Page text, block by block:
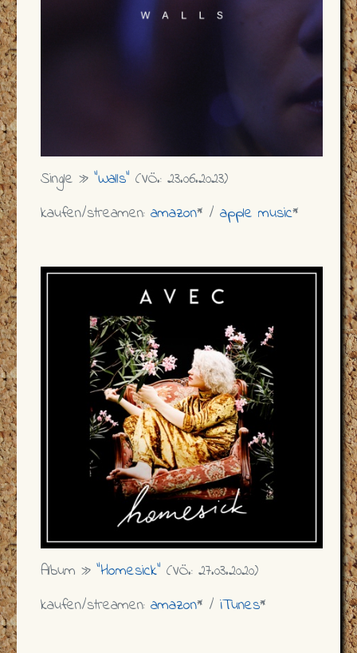
Single » "Walls" (VÖ.: 23.06.2023)
kaufen/streamen: amazon* / apple music*
Album » "Homesick" (VÖ.: 27.03.2020)
kaufen/streamen: amazon* / iTunes*